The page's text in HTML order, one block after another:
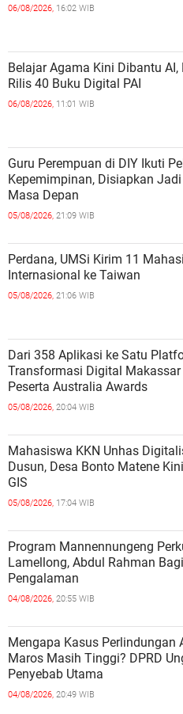
06/08/2026, 16:02 WIB
Belajar Agama Kini Dibantu AI,
Rilis 40 Buku Digital PAI
06/08/2026, 11:01 WIB
Guru Perempuan di DIY Ikuti
Kepemimpinan, Disiapkan
Masa Depan
05/08/2026, 21:09 WIB
Perdana, UMSi Kirim 11
Internasional ke Taiwan
05/08/2026, 21:06 WIB
Dari 358 Aplikasi ke Satu
Transformasi Digital
Peserta Australia Awards
05/08/2026, 20:04 WIB
Mahasiswa KKN Unhas
Dusun, Desa Bonto Matene
GIS
05/08/2026, 17:04 WIB
Program Mannennungeng
Lamellong, Abdul Rahman
Pengalaman
04/08/2026, 20:55 WIB
Mengapa Kasus Perlindungan
Maros Masih Tinggi? DPRD
Penyebab Utama
04/08/2026, 20:49 WIB